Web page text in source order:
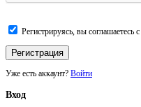
Регистрируясь, вы соглашаетесь с
Уже есть аккаунт? Войти
Вход